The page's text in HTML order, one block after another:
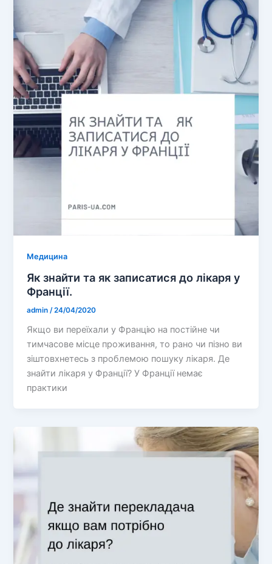
Медицина
Як знайти та як записатися до лікаря у
Франції.
admin /24/04/2020
Якщо ви переїхали у Францію на постійне чи
тимчасове місце проживання, то рано чи пізно ви
зіштовхнетесь з проблемою пошуку лікаря. Де
знайти лікаря у Франції? У Франції немає
практики